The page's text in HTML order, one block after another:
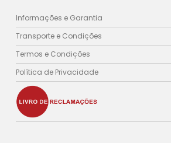
Informações e Garantia
Transporte e Condições
Termos e Condições
Política de Privacidade